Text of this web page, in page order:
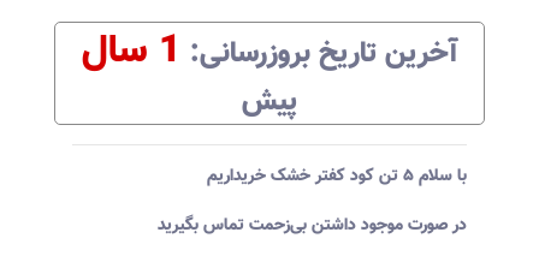
آخرین تاریخ بروزرسانی:‌ 1 سال
پیش
با سلام ۵ تن کود کفتر خشک خریداریم
در صورت موجود داشتن بی‌زحمت تماس بگیرید